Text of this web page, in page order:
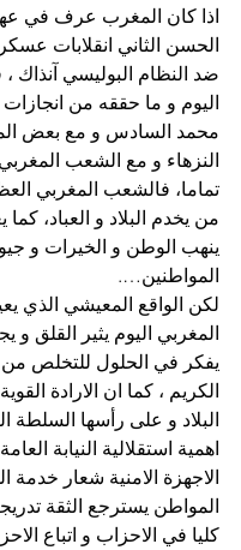
اذا كان المغرب عرف في
الحسن الثاني انقلابات
ضد النظام البوليسي آنذاك
اليوم و ما حققه من
محمد السادس و مع بعض
النزهاء و مع الشعب
تماما، فالشعب المغربي
من يخدم البلاد و العباد،
ينهب الوطن و الخيرات و
المواطنين….
لكن الواقع المعيشي الذي
المغربي اليوم يثير القلق و
يفكر في الحلول للتخلص
الكريم ، كما ان الارادة
البلاد و على رأسها السلطة
اهمية استقلالية النيابة
الاجهزة الامنية شعار خدمة
المواطن يسترجع الثقة
كليا في الاحزاب و اتباع